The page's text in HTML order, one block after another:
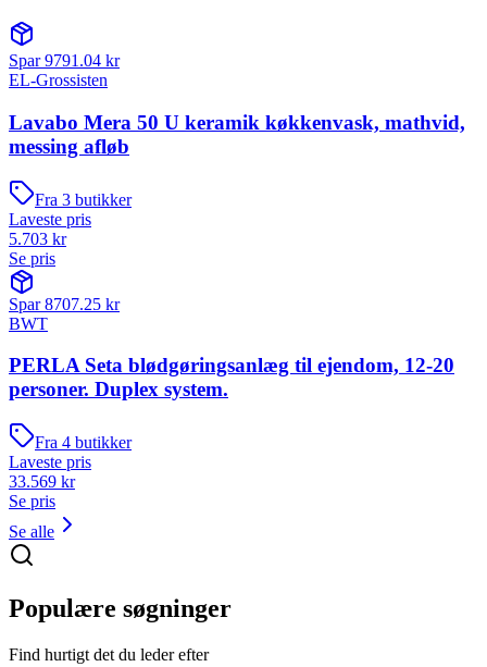
Spar9791.04 kr
EL-Grossisten
Lavabo Mera 50 U keramik køkkenvask, mathvid,
messing afløb
Fra 3 butikker
Laveste pris
5.703 kr
Se pris
Spar8707.25 kr
BWT
PERLA Seta blødgøringsanlæg til ejendom, 12-20
personer. Duplex system.
Fra 4 butikker
Laveste pris
33.569 kr
Se pris
Se alle
Populære søgninger
Find hurtigt det du leder efter